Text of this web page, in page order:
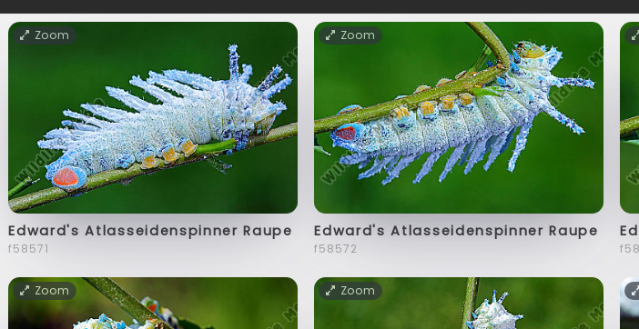
Zoom
Edward's Atlasseidenspinner Raupe
f58571
Zoom
Edward's Atlasseidenspinner Raupe
f58572
Zoom Zoom